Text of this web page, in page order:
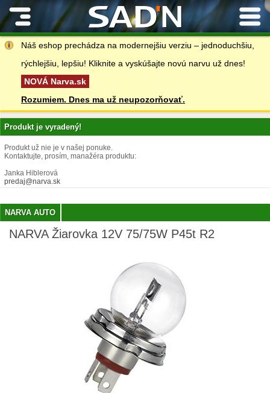
Náš eshop prechádza na modernejšiu verziu – jednoduchšiu,
rýchlejšiu, lepšiu! Kliknite a vyskúšajte novú narvu už dnes!
NOVÁ Narva.sk
Rozumiem. Dnes ma už neupozorňovať.
Kontakty
Produkt je vyradený!
Produkt už nie je v našej ponuke.
Kontaktujte, prosím, manažéra produktu:
Janka Hiblerová
predaj@narva.sk
NARVA AUTO
NARVA Žiarovka 12V 75/75W P45t R2